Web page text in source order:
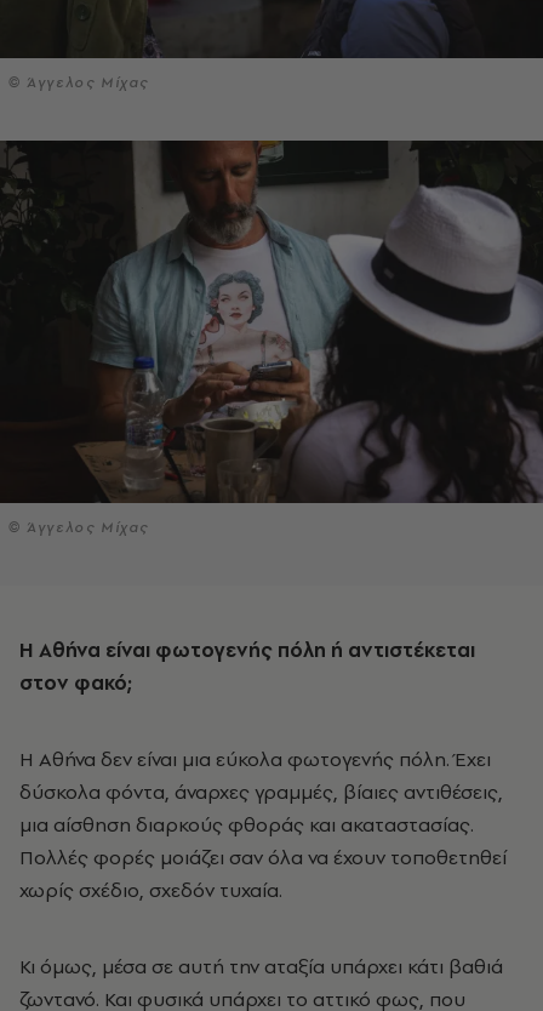
© Άγγελος Μίχας
© Άγγελος Μίχας
Η Αθήνα είναι φωτογενής πόλη ή αντιστέκεται
στον φακό;
Η Αθήνα δεν είναι μια εύκολα φωτογενής πόλη. Έχει
δύσκολα φόντα, άναρχες γραμμές, βίαιες αντιθέσεις,
μια αίσθηση διαρκούς φθοράς και ακαταστασίας.
Πολλές φορές μοιάζει σαν όλα να έχουν τοποθετηθεί
χωρίς σχέδιο, σχεδόν τυχαία.
Κι όμως, μέσα σε αυτή την αταξία υπάρχει κάτι βαθιά
ζωντανό. Και φυσικά υπάρχει το αττικό φως, που